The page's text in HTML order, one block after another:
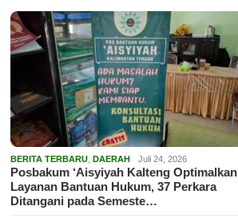
BERITA TERBARU ,DAERAH Juli 24, 2026
Posbakum ‘Aisyiyah Kalteng Optimalkan
Layanan Bantuan Hukum, 37 Perkara
Ditangani pada Semeste…